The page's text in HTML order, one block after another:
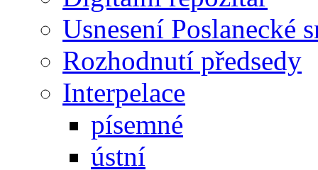
Usnesení Poslanecké
Rozhodnutí předsedy
Interpelace
písemné
ústní